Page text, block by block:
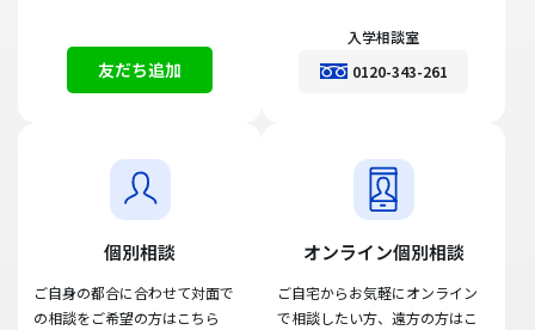
友だち追加
入学相談室
0120-343-261
個別相談
ご自身の都合に合わせて対面で
の相談をご希望の方はこちら
オンライン個別相談
ご自宅からお気軽にオンライン
で相談したい方、遠方の方はこ